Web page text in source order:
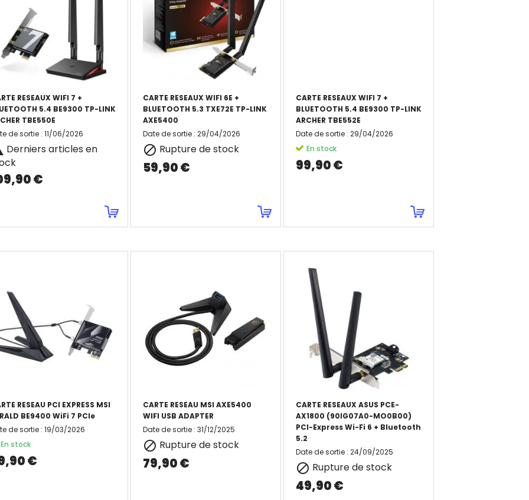
RESEAUX WIFI 7 +
5.4 BE9300 TP-LINK
TBE550E
de sortie: 11/06/2026
Derniers articles en
€
CARTE RESEAUX WIFI 6E +
BLUETOOTH 5.3 TXE72E TP-LINK
AXE5400
Date de sortie: 29/04/2026
 Rupture de stock
59,90 €
CARTE RESEAUX WIFI 7 +
BLUETOOTH 5.4 BE9300 TP-LINK
ARCHER TBE552E
Date de sortie: 29/04/2026
En stock
99,90 €
RESEAU PCI EXPRESS MSI
BE9400 WiFi 7 PCIe
de sortie: 19/03/2026
En stock
€
CARTE RESEAU MSI AXE5400
WIFI USB ADAPTER
Date de sortie: 31/12/2025
 Rupture de stock
79,90 €
CARTE RESEAUX ASUS PCE-
AX1800 (90IG07A0-MO0B00)
PCI-Express Wi-Fi 6 + Bluetooth
5.2
Date de sortie: 24/09/2025
 Rupture de stock
49,90 €